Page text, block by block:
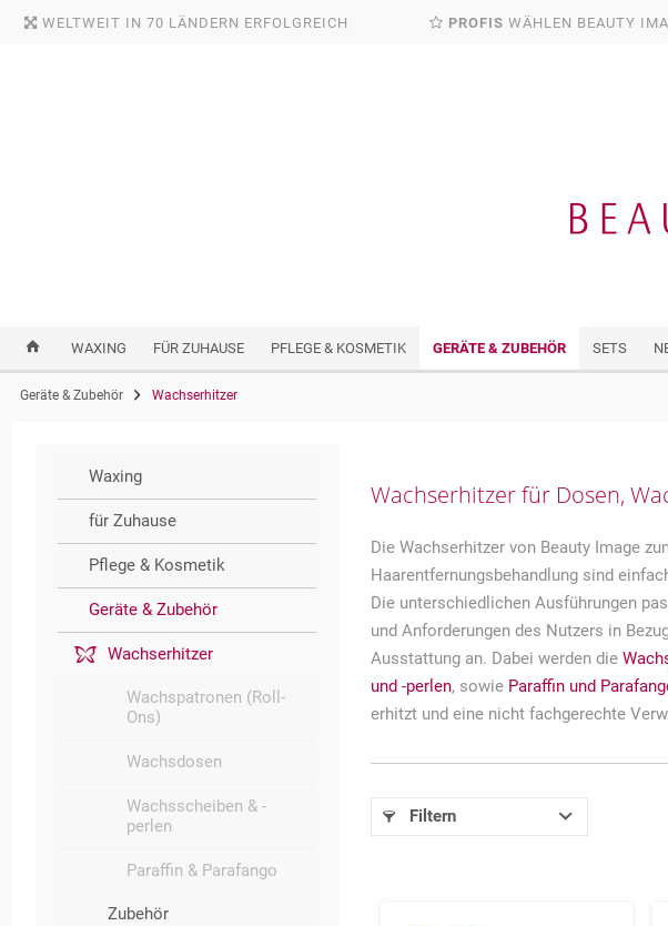
WELTWEIT IN 70 LÄNDERN ERFOLGREICH PROFIS WÄHLEN BEAUTY
WAXING FÜR ZUHAUSE PFLEGE & KOSMETIK GERÄTE & ZUBEHÖR SETS
Geräte & Zubehör Wachserhitzer
Waxing
für Zuhause
Pflege & Kosmetik
Geräte & Zubehör
Wachserhitzer
Wachspatronen (Roll-
Ons)
Wachsdosen
Wachsscheiben & -
perlen
Paraffin & Parafango
Zubehör
Wachserhitzer für Dosen,
Die Wachserhitzer von Beauty Image
Haarentfernungsbehandlung sind
Die unterschiedlichen Ausführungen
und Anforderungen des Nutzers in
Ausstattung an. Dabei werden die
und -perlen, sowie Paraffin und
erhitzt und eine nicht fachgerechte
Filtern